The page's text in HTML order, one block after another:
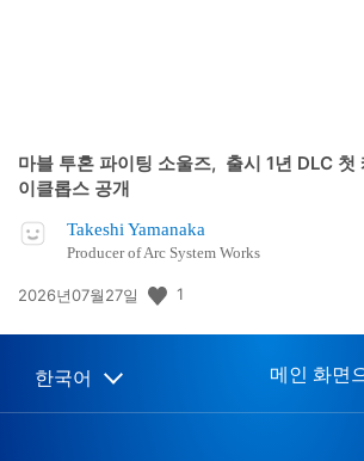
마블 투혼 파이팅 소울즈, 출시 1년 DLC 첫
이클롭스 공개
Takeshi Yamanaka
Producer of Arc System Works
공
일:
2026년07월27일 1
Select
Current
한국어 메인 화면